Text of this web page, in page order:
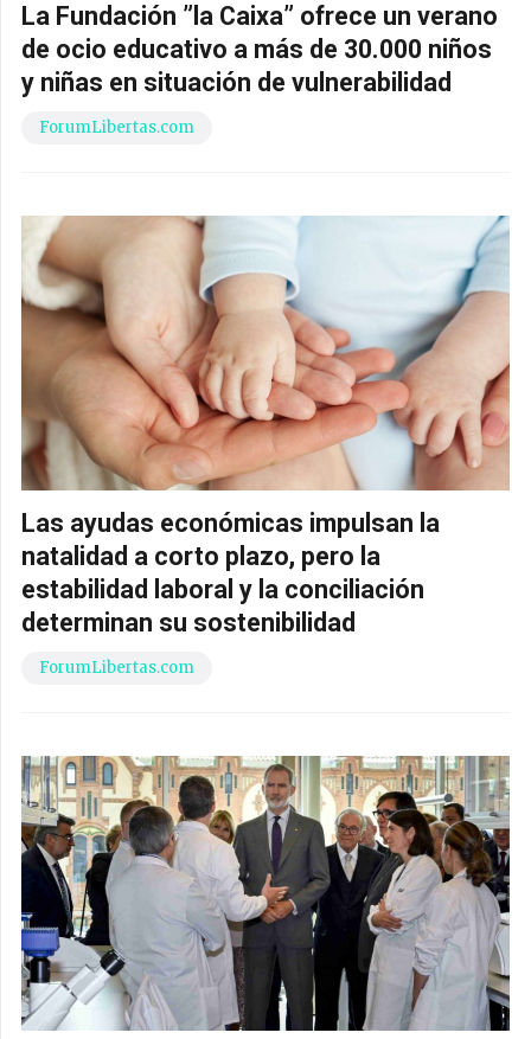
La Fundación ”la Caixa” ofrece un verano
de ocio educativo a más de 30.000 niños
y niñas en situación de vulnerabilidad
ForumLibertas.com
Las ayudas económicas impulsan la
natalidad a corto plazo, pero la
estabilidad laboral y la conciliación
determinan su sostenibilidad
ForumLibertas.com